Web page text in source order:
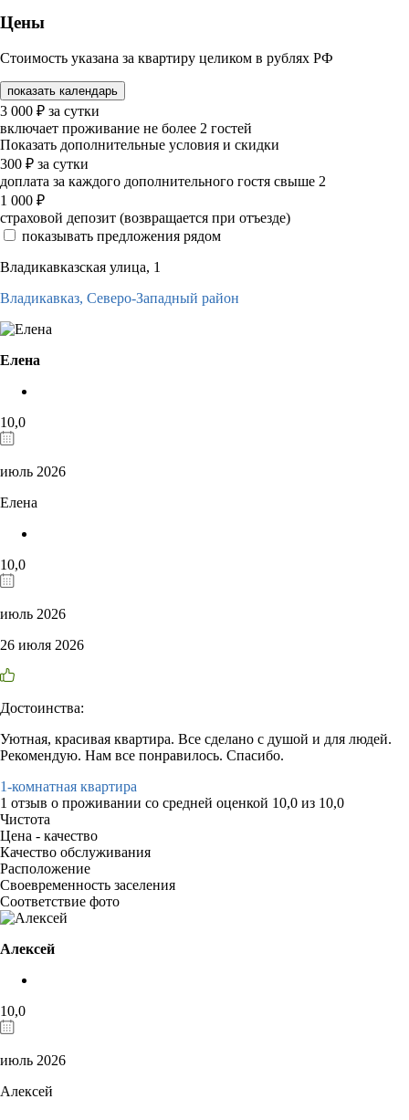
Цены
Стоимость указана за квартиру целиком в рублях РФ
показать календарь
3 000 ₽ за сутки
включает проживание не более 2 гостей
Показать дополнительные условия и скидки
300 ₽ за сутки
доплата за каждого дополнительного гостя свыше 2
1 000 ₽
страховой депозит (возвращается при отъезде)
показывать предложения рядом
Владикавказская улица, 1
Владикавказ, Северо-Западный район
Елена
10,0
июль 2026
Елена
10,0
июль 2026
26 июля 2026
Достоинства:
Уютная, красивая квартира. Все сделано с душой и для людей.
Рекомендую. Нам все понравилось. Спасибо.
1-комнатная квартира
1 отзыв о проживании со средней оценкой 10,0 из 10,0
Чистота
Цена - качество
Качество обслуживания
Расположение
Своевременность заселения
Соответствие фото
Алексей
10,0
июль 2026
Алексей